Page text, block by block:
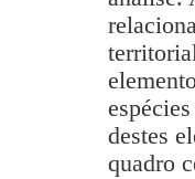
destes
quadro